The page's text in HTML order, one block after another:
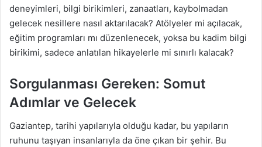
deneyimleri, bilgi birikimleri, zanaatları, kaybolmadan
gelecek nesillere nasıl aktarılacak? Atölyeler mi açılacak,
eğitim programları mı düzenlenecek, yoksa bu kadim bilgi
birikimi, sadece anlatılan hikayelerle mi sınırlı kalacak?
Sorgulanması Gereken: Somut
Adımlar ve Gelecek
Gaziantep, tarihi yapılarıyla olduğu kadar, bu yapıların
ruhunu taşıyan insanlarıyla da öne çıkan bir şehir. Bu